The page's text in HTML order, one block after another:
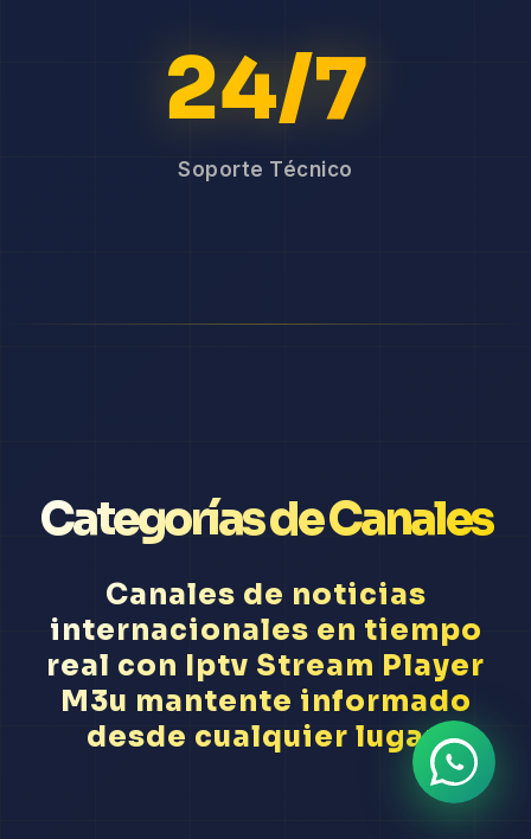
24/7
Soporte Técnico
Categorías de Canales
Canales de noticias
internacionales en tiempo
real con Iptv Stream Player
M3u mantente informado
desde cualquier lugar.